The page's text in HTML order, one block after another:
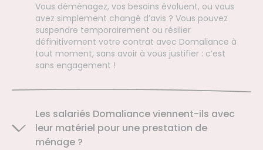
Vous déménagez, vos besoins évoluent, ou vous
avez simplement changé d’avis ? Vous pouvez
suspendre temporairement ou résilier
définitivement votre contrat avec Domaliance à
tout moment, sans avoir à vous justifier : c’est
sans engagement !
Les salariés Domaliance viennent-ils avec
leur matériel pour une prestation de
ménage ?